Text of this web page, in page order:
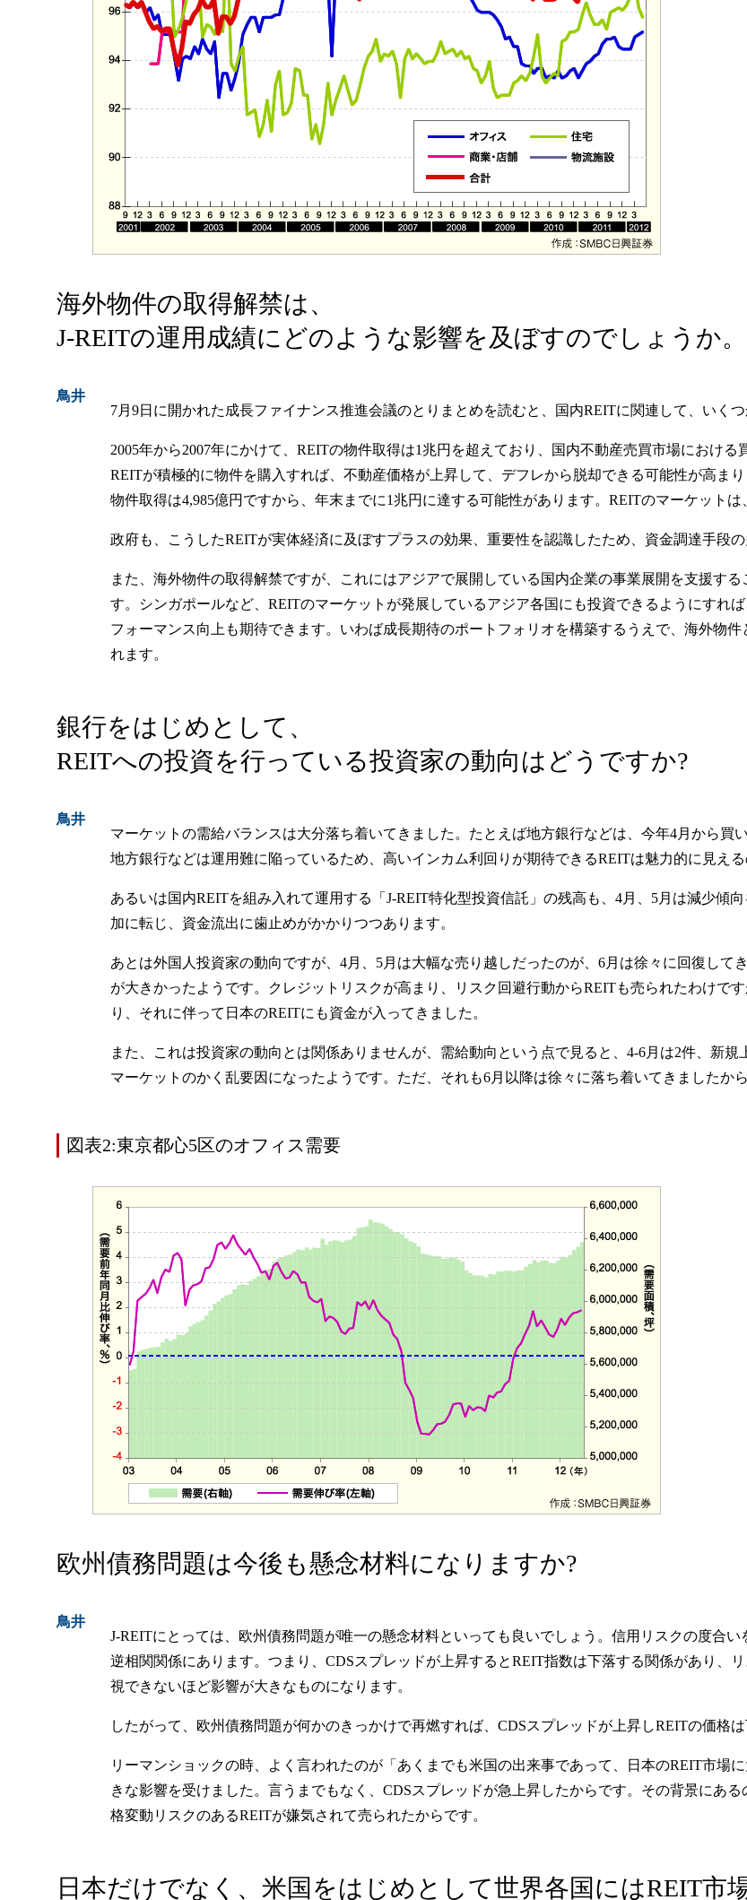
海外物件の取得解禁は、
J-REITの運用成績にどのような影響を及ぼすのでしょうか。
鳥井
7月9日に開かれた成長ファイナンス推進会議のとりまとめを読むと、国内REITに関連して、いく
2005年から2007年にかけて、REITの物件取得は1兆円を超えており、国内不動産売買市場におけ
REITが積極的に物件を購入すれば、不動産価格が上昇して、デフレから脱却できる可能性が高ま
物件取得は4,985億円ですから、年末までに1兆円に達する可能性があります。REITのマーケットは
政府も、こうしたREITが実体経済に及ぼすプラスの効果、重要性を認識したため、資金調達手段
また、海外物件の取得解禁ですが、これにはアジアで展開している国内企業の事業展開を支援す
す。シンガポールなど、REITのマーケットが発展しているアジア各国にも投資できるようにすれ
フォーマンス向上も期待できます。いわば成長期待のポートフォリオを構築するうえで、海外物
れます。
銀行をはじめとして、
REITへの投資を行っている投資家の動向はどうですか?
鳥井
マーケットの需給バランスは大分落ち着いてきました。たとえば地方銀行などは、今年4月から買
地方銀行などは運用難に陥っているため、高いインカム利回りが期待できるREITは魅力的に見える
あるいは国内REITを組み入れて運用する「J-REIT特化型投資信託」の残高も、4月、5月は減少傾
加に転じ、資金流出に歯止めがかかりつつあります。
あとは外国人投資家の動向ですが、4月、5月は大幅な売り越しだったのが、6月は徐々に回復して
が大きかったようです。クレジットリスクが高まり、リスク回避行動からREITも売られたわけで
り、それに伴って日本のREITにも資金が入ってきました。
また、これは投資家の動向とは関係ありませんが、需給動向という点で見ると、4-6月は2件、新
マーケットのかく乱要因になったようです。ただ、それも6月以降は徐々に落ち着いてきましたか
図表2:東京都心5区のオフィス需要
欧州債務問題は今後も懸念材料になりますか?
鳥井
J-REITにとっては、欧州債務問題が唯一の懸念材料といっても良いでしょう。信用リスクの度合
逆相関関係にあります。つまり、CDSスプレッドが上昇するとREIT指数は下落する関係があり、
視できないほど影響が大きなものになります。
したがって、欧州債務問題が何かのきっかけで再燃すれば、CDSスプレッドが上昇しREITの価格は
リーマンショックの時、よく言われたのが「あくまでも米国の出来事であって、日本のREIT市場
きな影響を受けました。言うまでもなく、CDSスプレッドが急上昇したからです。その背景にあ
格変動リスクのあるREITが嫌気されて売られたからです。
日本だけでなく、米国をはじめとして世界各国にはREIT市